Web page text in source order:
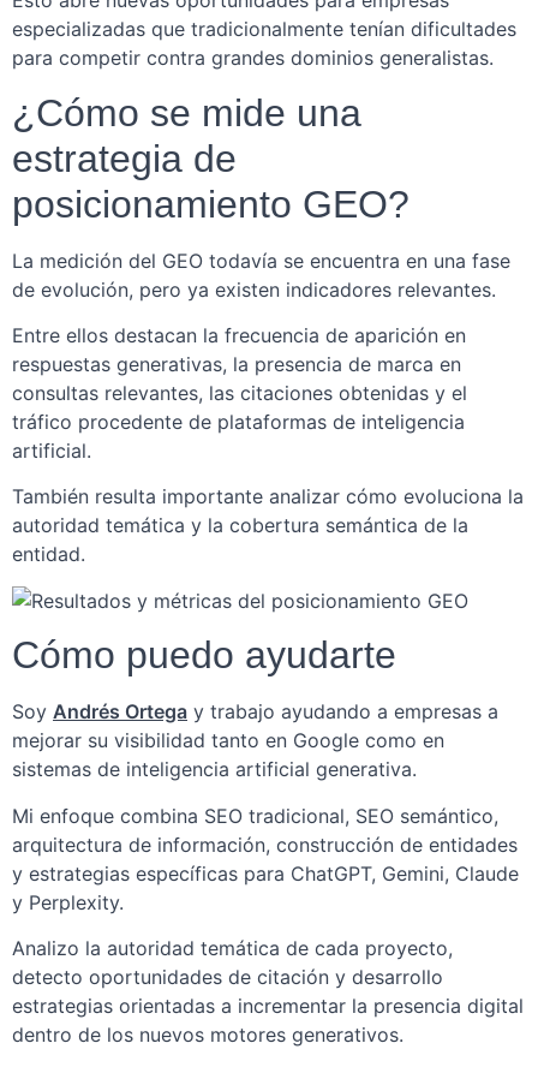
especializadas que tradicionalmente tenían dificultades
para competir contra grandes dominios generalistas.
¿Cómo se mide una
estrategia de
posicionamiento GEO?
La medición del GEO todavía se encuentra en una fase
de evolución, pero ya existen indicadores relevantes.
Entre ellos destacan la frecuencia de aparición en
respuestas generativas, la presencia de marca en
consultas relevantes, las citaciones obtenidas y el
tráfico procedente de plataformas de inteligencia
artificial.
También resulta importante analizar cómo evoluciona la
autoridad temática y la cobertura semántica de la
entidad.
Cómo puedo ayudarte
Soy Andrés Ortega y trabajo ayudando a empresas a
mejorar su visibilidad tanto en Google como en
sistemas de inteligencia artificial generativa.
Mi enfoque combina SEO tradicional, SEO semántico,
arquitectura de información, construcción de entidades
y estrategias específicas para ChatGPT, Gemini, Claude
y Perplexity.
Analizo la autoridad temática de cada proyecto,
detecto oportunidades de citación y desarrollo
estrategias orientadas a incrementar la presencia digital
dentro de los nuevos motores generativos.